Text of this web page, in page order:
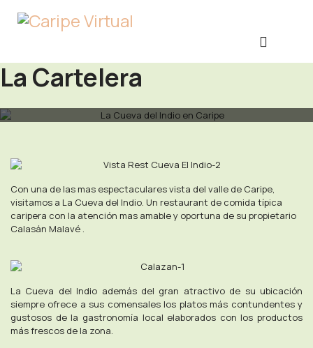
La Cartelera
Con una de las mas espectaculares vista del valle de Caripe,
visitamos a La Cueva del Indio. Un restaurant de comida típica
caripera con la atención mas amable y oportuna de su propietario
Calasán Malavé .
La Cueva del Indio además del gran atractivo de su ubicación
siempre ofrece a sus comensales los platos más contundentes y
gustosos de la gastronomía local elaborados con los productos
más frescos de la zona.